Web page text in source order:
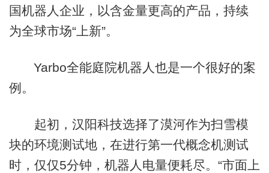
国机器人企业，以含金量更高的产品，持续
为全球市场“上新”。
Yarbo全能庭院机器人也是一个很好的案
例。
起初，汉阳科技选择了漠河作为扫雪模
块的环境测试地，在进行第一代概念机测试
时，仅仅5分钟，机器人电量便耗尽。“市面上